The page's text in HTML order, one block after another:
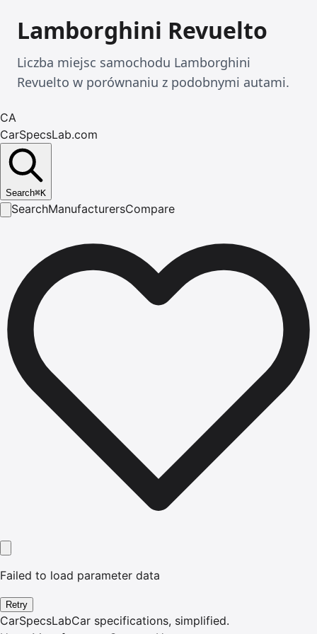
Lamborghini Revuelto
Liczba miejsc samochodu Lamborghini
Revuelto w porównaniu z podobnymi autami.
CA
CarSpecsLab.com
Search⌘K
SearchManufacturersCompare
Failed to load parameter data
Retry
CarSpecsLabCar specifications, simplified.